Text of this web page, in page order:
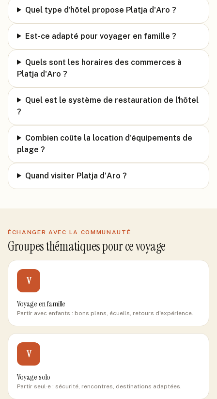
Quel type d'hôtel propose Platja d'Aro ?
Est-ce adapté pour voyager en famille ?
Quels sont les horaires des commerces à
Platja d'Aro ?
Quel est le système de restauration de l'hôtel
?
Combien coûte la location d'équipements de
plage ?
Quand visiter Platja d'Aro ?
ÉCHANGER AVEC LA COMMUNAUTÉ
Groupes thématiques pour ce voyage
V
Voyage en famille
Partir avec enfants : bons plans, écueils, retours d'expérience.
V
Voyage solo
Partir seul·e : sécurité, rencontres, destinations adaptées.